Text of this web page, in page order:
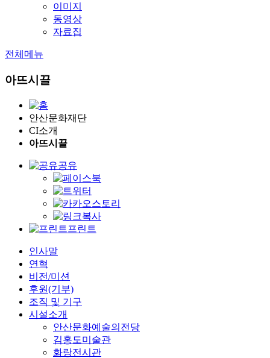
이미지
동영상
자료집
전체메뉴
아뜨시끌
안산문화재단
CI소개
아뜨시끌
공유
프린트
인사말
연혁
비전/미션
후원(기부)
조직 및 기구
시설소개
안산문화예술의전당
김홍도미술관
화랑전시관